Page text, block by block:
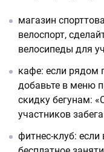
магазин
велоспорт,
велосипеды для
кафе: если рядом
добавьте в меню
скидку бегунам:
участников
фитнес-клуб: если